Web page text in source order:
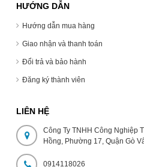
HƯỚNG DẪN
Hướng dẫn mua hàng
Giao nhận và thanh toán
Đổi trả và bảo hành
Đăng ký thành viên
LIÊN HỆ
Công Ty TNHH Công Nghiệp
Hồng, Phường 17, Quận Gò
0914118026